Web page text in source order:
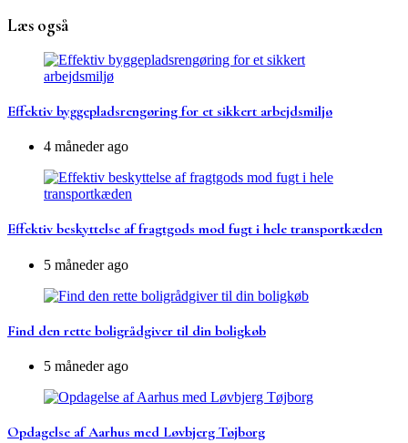
Læs også
Effektiv byggepladsrengøring for et sikkert arbejdsmiljø
4 måneder ago
Effektiv beskyttelse af fragtgods mod fugt i hele transportkæden
5 måneder ago
Find den rette boligrådgiver til din boligkøb
5 måneder ago
Opdagelse af Aarhus med Løvbjerg Tøjborg